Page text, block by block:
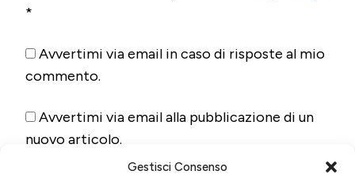
Gestisci Consenso
*
Avvertimi via email in caso di risposte al mio
commento.
Avvertimi via email alla pubblicazione di un
nuovo articolo.